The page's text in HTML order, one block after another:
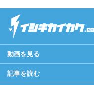
動画を見る
記事を読む